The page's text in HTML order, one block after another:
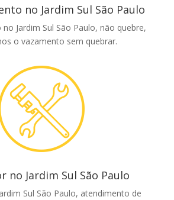
no Jardim Sul São Paulo
no Jardim Sul São Paulo, não quebre,
o vazamento sem quebrar.
no Jardim Sul São Paulo
Sul São Paulo, atendimento de